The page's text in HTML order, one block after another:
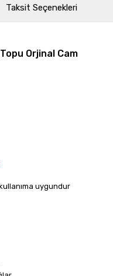
Taksit Seçenekleri
Orjinal Cam
uygundur